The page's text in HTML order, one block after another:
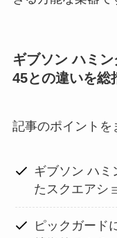
ギブソン ハミ
45との違いを総
記事のポイントを
ギブソン ハミ
たスクエアシ
ピックガード